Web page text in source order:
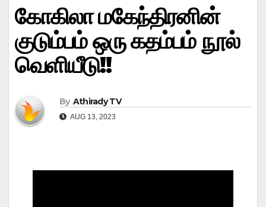
கோகிலா மகேந்திரனின்
குடும்பம் ஒரு கதம்பம் நூல்
வெளியீடு!!
By Athirady TV
AUG 13, 2023